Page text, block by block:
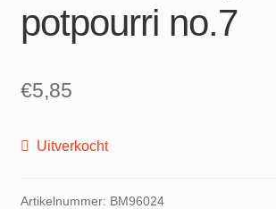
potpourri no.7
€5,85
Uitverkocht
Artikelnummer: BM96024